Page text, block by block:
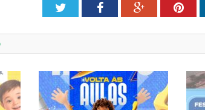
TwitterFacebookGoogle+